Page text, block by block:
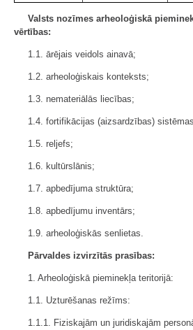
Valsts nozīmes arheoloģiskā
vērtības:
1.1. ārējais veidols ainavā;
1.2. arheoloģiskais konteksts;
1.3. nemateriālās liecības;
1.4. fortifikācijas (aizsardzības)
1.5. reljefs;
1.6. kultūrslānis;
1.7. apbedījuma struktūra;
1.8. apbedījumu inventārs;
1.9. arheoloģiskās senlietas.
Pārvaldes izvirzītās prasības:
1. Arheoloģiskā pieminekļa teritorijā:
1.1. Uzturēšanas režīms:
1.1.1. Fiziskajām un juridiskajām